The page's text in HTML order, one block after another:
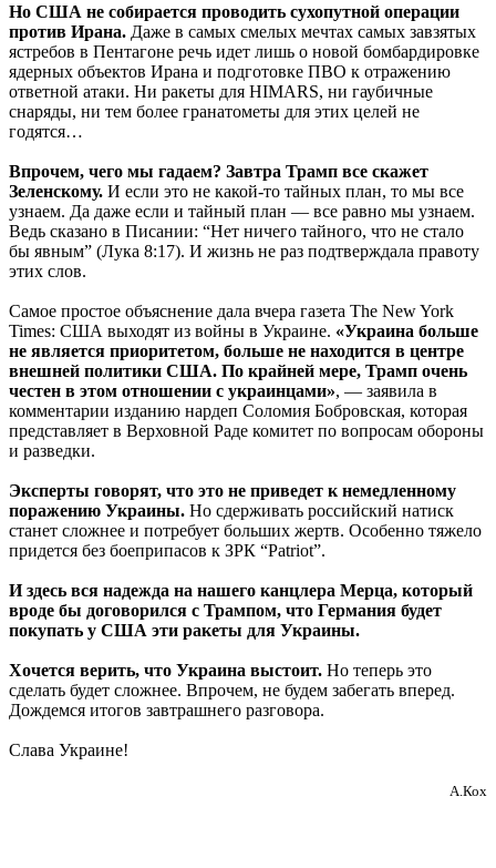
Но США не собирается проводить сухопутной операции
против Ирана. Даже в самых смелых мечтах самых завзятых
ястребов в Пентагоне речь идет лишь о новой бомбардировке
ядерных объектов Ирана и подготовке ПВО к отражению
ответной атаки. Ни ракеты для HIMARS, ни гаубичные
снаряды, ни тем более гранатометы для этих целей не
годятся…
Впрочем, чего мы гадаем? Завтра Трамп все скажет
Зеленскому. И если это не какой-то тайных план, то мы все
узнаем. Да даже если и тайный план — все равно мы узнаем.
Ведь сказано в Писании: “Нет ничего тайного, что не стало
бы явным” (Лука 8:17). И жизнь не раз подтверждала правоту
этих слов.
Самое простое объяснение дала вчера газета The New York
Times: США выходят из войны в Украине. «Украина больше
не является приоритетом, больше не находится в центре
внешней политики США. По крайней мере, Трамп очень
честен в этом отношении с украинцами», — заявила в
комментарии изданию нардеп Соломия Бобровская, которая
представляет в Верховной Раде комитет по вопросам обороны
и разведки.
Эксперты говорят, что это не приведет к немедленному
поражению Украины. Но сдерживать российский натиск
станет сложнее и потребует больших жертв. Особенно тяжело
придется без боеприпасов к ЗРК “Patriot”.
И здесь вся надежда на нашего канцлера Мерца, который
вроде бы договорился с Трампом, что Германия будет
покупать у США эти ракеты для Украины.
Хочется верить, что Украина выстоит. Но теперь это
сделать будет сложнее. Впрочем, не будем забегать вперед.
Дождемся итогов завтрашнего разговора.
Слава Украине!
А.Кох